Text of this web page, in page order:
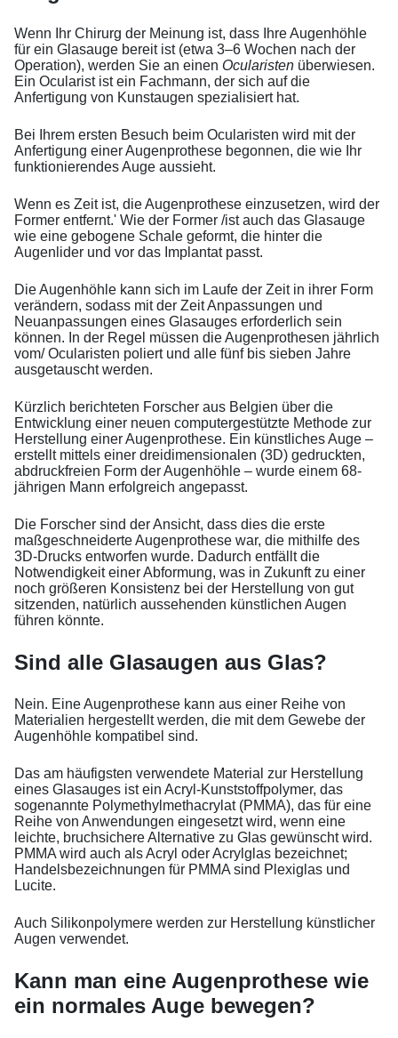
Wenn Ihr Chirurg der Meinung ist, dass Ihre Augenhöhle
für ein Glasauge bereit ist (etwa 3–6 Wochen nach der
Operation), werden Sie an einen Ocularisten überwiesen.
Ein Ocularist ist ein Fachmann, der sich auf die
Anfertigung von Kunstaugen spezialisiert hat.
Bei Ihrem ersten Besuch beim Ocularisten wird mit der
Anfertigung einer Augenprothese begonnen, die wie Ihr
funktionierendes Auge aussieht.
Wenn es Zeit ist, die Augenprothese einzusetzen, wird der
Former entfernt.' Wie der Former /ist auch das Glasauge
wie eine gebogene Schale geformt, die hinter die
Augenlider und vor das Implantat passt.
Die Augenhöhle kann sich im Laufe der Zeit in ihrer Form
verändern, sodass mit der Zeit Anpassungen und
Neuanpassungen eines Glasauges erforderlich sein
können. In der Regel müssen die Augenprothesen jährlich
vom/ Ocularisten poliert und alle fünf bis sieben Jahre
ausgetauscht werden.
Kürzlich berichteten Forscher aus Belgien über die
Entwicklung einer neuen computergestützte Methode zur
Herstellung einer Augenprothese. Ein künstliches Auge –
erstellt mittels einer dreidimensionalen (3D) gedruckten,
abdruckfreien Form der Augenhöhle – wurde einem 68-
jährigen Mann erfolgreich angepasst.
Die Forscher sind der Ansicht, dass dies die erste
maßgeschneiderte Augenprothese war, die mithilfe des
3D-Drucks entworfen wurde. Dadurch entfällt die
Notwendigkeit einer Abformung, was in Zukunft zu einer
noch größeren Konsistenz bei der Herstellung von gut
sitzenden, natürlich aussehenden künstlichen Augen
führen könnte.
Sind alle Glasaugen aus Glas?
Nein. Eine Augenprothese kann aus einer Reihe von
Materialien hergestellt werden, die mit dem Gewebe der
Augenhöhle kompatibel sind.
Das am häufigsten verwendete Material zur Herstellung
eines Glasauges ist ein Acryl-Kunststoffpolymer, das
sogenannte Polymethylmethacrylat (PMMA), das für eine
Reihe von Anwendungen eingesetzt wird, wenn eine
leichte, bruchsichere Alternative zu Glas gewünscht wird.
PMMA wird auch als Acryl oder Acrylglas bezeichnet;
Handelsbezeichnungen für PMMA sind Plexiglas und
Lucite.
Auch Silikonpolymere werden zur Herstellung künstlicher
Augen verwendet.
Kann man eine Augenprothese wie
ein normales Auge bewegen?